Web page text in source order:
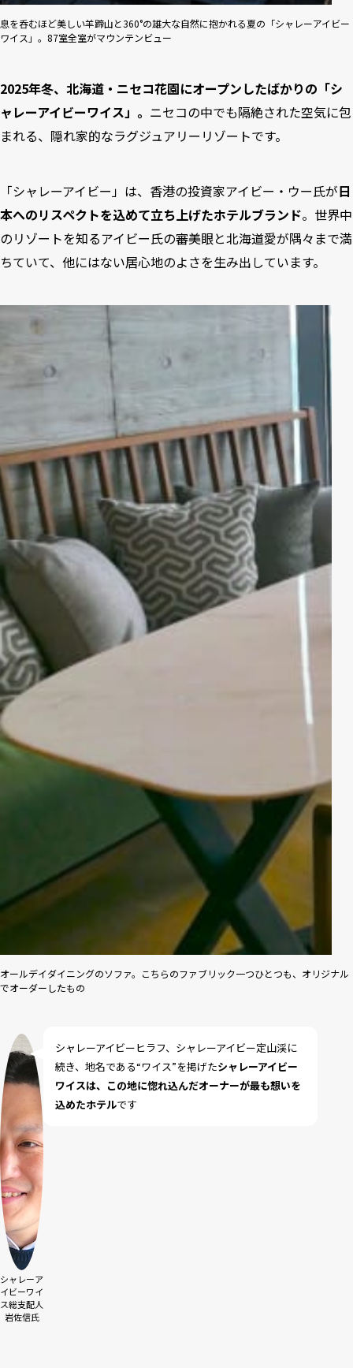
息を呑むほど美しい羊蹄山と360°の雄大な自然に抱かれる夏の「シャレーアイビー
ワイス」。87室全室がマウンテンビュー
2025年冬、北海道・ニセコ花園にオープンしたばかりの「シ
ャレーアイビーワイス」。 ニセコの中でも隔絶された空気に包
まれる、隠れ家的なラグジュアリーリゾートです。
「シャレーアイビー」は、香港の投資家アイビー・ウー氏が日
本へのリスペクトを込めて立ち上げたホテルブランド。世界中
のリゾートを知るアイビー氏の審美眼と北海道愛が隅々まで満
ちていて、他にはない居心地のよさを生み出しています。
オールデイダイニングのソファ。こちらのファブリック一つひとつも、オリジナル
でオーダーしたもの
シャレーア
イビーワイ
ス総支配人
岩佐信氏
シャレーアイビーヒラフ、シャレーアイビー定山渓に
続き、地名である“ワイス”を掲げたシャレーアイビー
ワイスは、この地に惚れ込んだオーナーが最も想いを
込めたホテルです